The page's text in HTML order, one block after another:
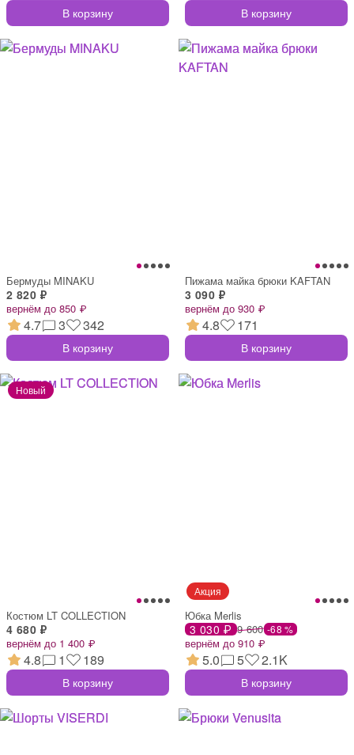
В корзину В корзину
Бермуды MINAKU
2 820 ₽
вернём до 850 ₽
4.7 3 342
В корзину
Пижама майка брюки KAFTAN
3 090 ₽
вернём до 930 ₽
4.8 171
В корзину
Костюм LT COLLECTION
4 680 ₽
вернём до 1 400 ₽
4.8 1 189
В корзину
Юбка Merlis
3 030 ₽ 9 600 -68 %
вернём до 910 ₽
5.0 5 2.1K
В корзину